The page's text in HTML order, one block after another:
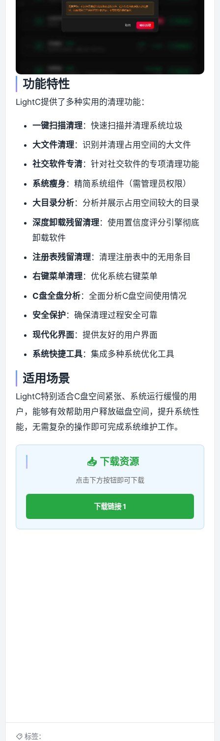
功能特性
LightC提供了多种实用的清理功能：
一键扫描清理：快速扫描并清理系统垃圾
大文件清理：识别并清理占用空间的大文件
社交软件专清：针对社交软件的专项清理功能
系统瘦身：精简系统组件（需管理员权限）
大目录分析：分析并展示占用空间较大的目录
深度卸载残留清理：使用置信度评分引擎彻底
卸载软件
注册表残留清理：清理注册表中的无用条目
右键菜单清理：优化系统右键菜单
C盘全盘分析：全面分析C盘空间使用情况
安全保护：确保清理过程安全可靠
现代化界面：提供友好的用户界面
系统快捷工具：集成多种系统优化工具
适用场景
LightC特别适合C盘空间紧张、系统运行缓慢的用
户，能够有效帮助用户释放磁盘空间，提升系统性
能，无需复杂的操作即可完成系统维护工作。
📥 下载资源
点击下方按钮即可下载
下载链接 1
标签：